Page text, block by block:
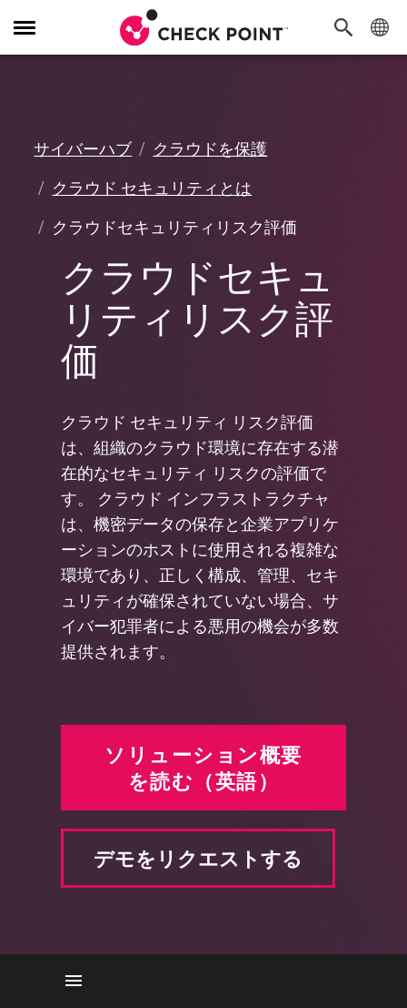
Toggle
Navigation
サイバーハブ
クラウドを保護
クラウド セキュリティとは
クラウドセキュリティリスク評価
クラウドセキュ
リティリスク評
価
クラウド セキュリティ リスク評価
は、組織のクラウド環境に存在する潜
在的なセキュリティ リスクの評価で
す。 クラウド インフラストラクチャ
は、機密データの保存と企業アプリケ
ーションのホストに使用される複雑な
環境であり、正しく構成、管理、セキ
ュリティが確保されていない場合、サ
イバー犯罪者による悪用の機会が多数
提供されます。
ソリューション概要
を読む（英語）
デモをリクエストする